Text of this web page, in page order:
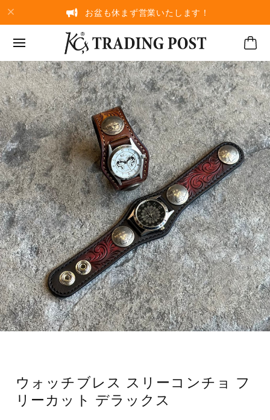
お盆も休まず営業いたします！
ウォッチブレス スリーコンチョ フ
リーカット デラックス